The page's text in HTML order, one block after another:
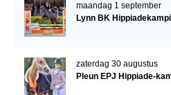
maandag 1 september
Lynn BK
zaterdag 30 augustus
Pleun EPJ Hippiade-